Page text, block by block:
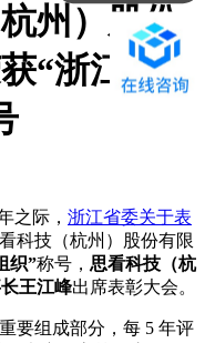
州）股份
“浙江省先
之际， 浙江省委关于表
科技（杭州）股份有限
织”称号， 思看科技（杭
王江峰出席表彰大会。
要组成部分，每 5 年评